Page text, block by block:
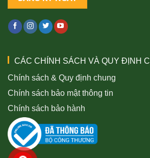
CÁC CHÍNH SÁCH VÀ QUY ĐỊNH
Chính sách & Quy định chung
Chính sách bảo mật thông tin
Chính sách bảo hành